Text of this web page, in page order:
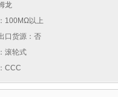
龙
100MΩ以上
口货源：否
滚轮式
CCC